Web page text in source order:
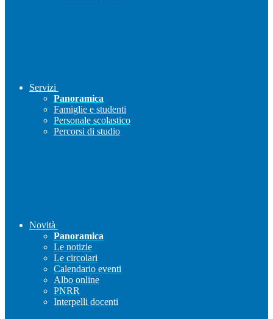
Servizi
Panoramica
Famiglie e studenti
Personale scolastico
Percorsi di studio
Novità
Panoramica
Le notizie
Le circolari
Calendario eventi
Albo online
PNRR
Interpelli docenti